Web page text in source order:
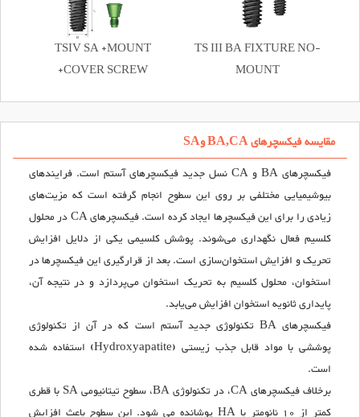
TS III BA FIXTURE NO-
MOUNT
TSIV SA +MOUNT
+COVER SCREW
مقایسه فیکسچرهای BA,CA وSA
فیکسچرهای BA و CA نسل جدید فیکسچرهای آستم است. فرایندهای
بیوشیمیایی مختلفی بر روی این سطوح انجام گرفته است که مزیت‌های
زیادی را برای این فیکسچرها ایجاد کرده است. فیکسچرهای CA در محلول
کلسیم فعال نگهداری می‌شوند. پوشش کلسیمی یکی از دلایل افزایش
تحریک و افزایش استخوان‌سازی است. بعد از قرارگیری این فیکسچرها در
استخوان، محلول کلسیم به تحریک استخوان می‌پردازد و در نتیجه آن،
پایداری ثانویه استخوان افزایش می‌یابد.
فیکسچرهای BA تکنولوژی جدید آستم است که در آن از تکنولوژی
پوششی با مواد قابل جذب زیستی (Hydroxyapatite) استفاده شده
است.
برخلاف فیکسچرهای CA، در تکنولوژی BA، سطوح تیتانیومی SA با قطری
کمتر از 10 نانومتر با HA پوشانده می شود. این سطوح باعث افزایش